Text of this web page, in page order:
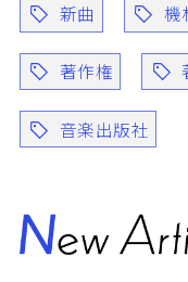
新曲 機
著作権
音楽出版社